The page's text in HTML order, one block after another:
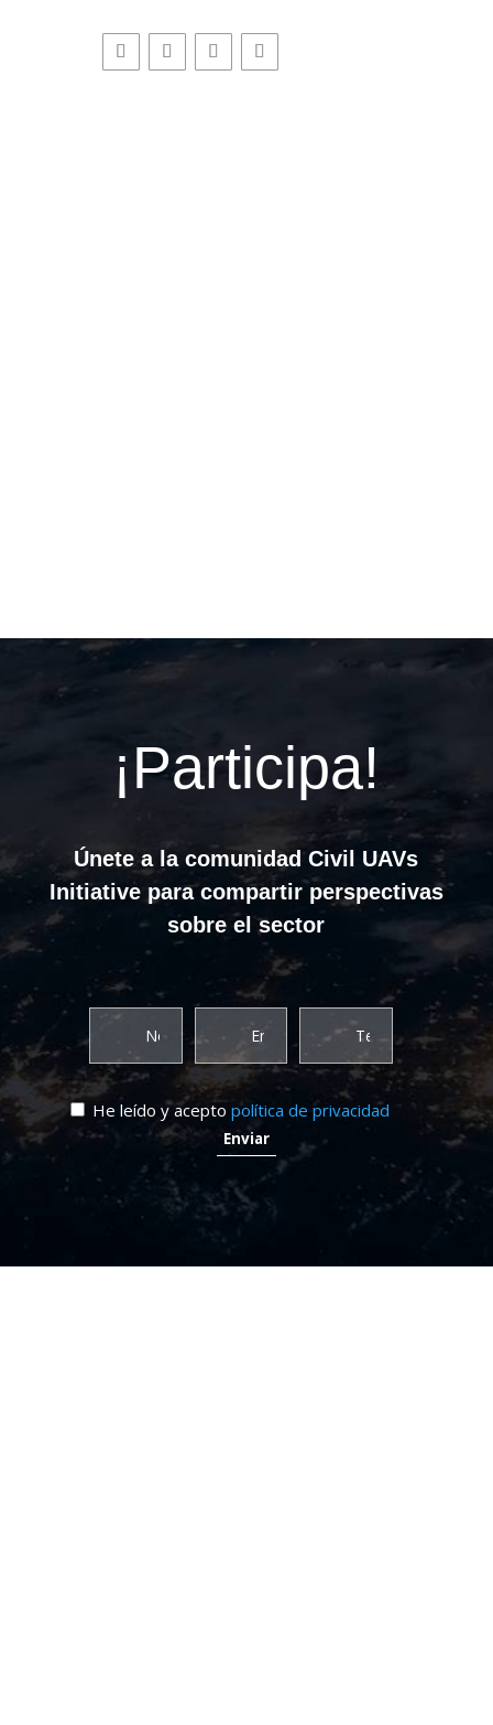
¡Participa!
Únete a la comunidad Civil UAVs
Initiative para compartir perspectivas
sobre el sector
He leído y acepto política de privacidad